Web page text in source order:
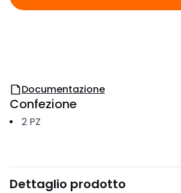
Documentazione
Confezione
2 PZ
Dettaglio prodotto